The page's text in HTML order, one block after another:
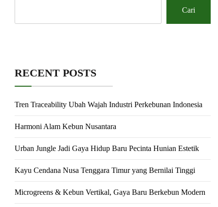
Cari
RECENT POSTS
Tren Traceability Ubah Wajah Industri Perkebunan Indonesia
Harmoni Alam Kebun Nusantara
Urban Jungle Jadi Gaya Hidup Baru Pecinta Hunian Estetik
Kayu Cendana Nusa Tenggara Timur yang Bernilai Tinggi
Microgreens & Kebun Vertikal, Gaya Baru Berkebun Modern